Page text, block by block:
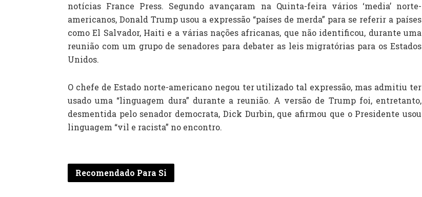
notícias France Press. Segundo avançaram na Quinta-feira vários ‘media’ norte-
americanos, Donald Trump usou a expressão “países de merda” para se referir a países
como El Salvador, Haiti e a várias nações africanas, que não identificou, durante uma
reunião com um grupo de senadores para debater as leis migratórias para os Estados
Unidos.
O chefe de Estado norte-americano negou ter utilizado tal expressão, mas admitiu ter
usado uma “linguagem dura” durante a reunião. A versão de Trump foi, entretanto,
desmentida pelo senador democrata, Dick Durbin, que afirmou que o Presidente usou
linguagem “vil e racista” no encontro.
Recomendado Para Si